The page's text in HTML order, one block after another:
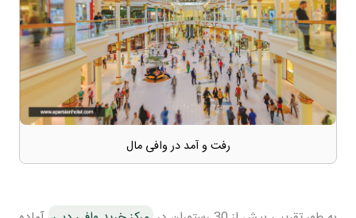
رفت و آمد در وافی مال